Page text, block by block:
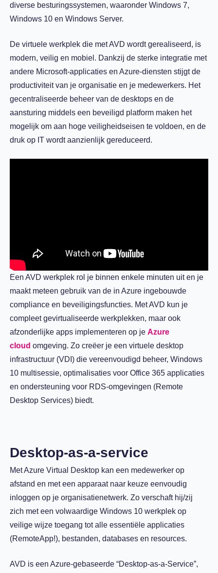
diverse besturingssystemen, waaronder Windows 7,
Windows 10 en Windows Server.
De virtuele werkplek die met AVD wordt gerealiseerd, is
modern, veilig en mobiel. Dankzij de sterke integratie met
andere Microsoft-applicaties en Azure-diensten stijgt de
productiviteit van je organisatie en je medewerkers. Het
gecentraliseerde beheer van de desktops en de
aansturing middels een beveiligd platform maken het
mogelijk om aan hoge veiligheidseisen te voldoen, en de
druk op IT wordt aanzienlijk gereduceerd.
Een AVD werkplek rol je binnen enkele minuten uit en je
maakt meteen gebruik van de in Azure ingebouwde
compliance en beveiligingsfuncties. Met AVD kun je
compleet gevirtualiseerde werkplekken, maar ook
afzonderlijke apps implementeren op je Azure
cloud omgeving. Zo creëer je een virtuele desktop
infrastructuur (VDI) die vereenvoudigd beheer, Windows
10 multisessie, optimalisaties voor Office 365 applicaties
en ondersteuning voor RDS-omgevingen (Remote
Desktop Services) biedt.
Desktop-as-a-service
Met Azure Virtual Desktop kan een medewerker op
afstand en met een apparaat naar keuze eenvoudig
inloggen op je organisatienetwerk. Zo verschaft hij/zij
zich met een volwaardige Windows 10 werkplek op
veilige wijze toegang tot alle essentiële applicaties
(RemoteApp!), bestanden, databases en resources.
AVD is een Azure-gebaseerde “Desktop-as-a-Service”,